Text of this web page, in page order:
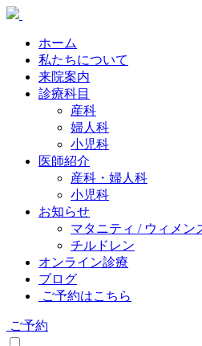
ホーム
私たちについて
来院案内
診療科目
産科
婦人科
小児科
医師紹介
産科・婦人科
小児科
お知らせ
マタニティ / ウィメン
チルドレン
オンライン診療
ブログ
ご予約はこちら
ご予約